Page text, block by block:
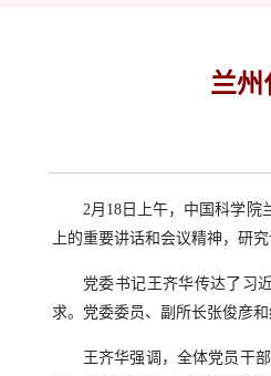
兰州
2月18日
上午，中国科学
上的重要讲话和会议精神，研
党委书记王齐华传达了习
求。党委委员、副所长张俊彦
王齐华强调，全体党员干